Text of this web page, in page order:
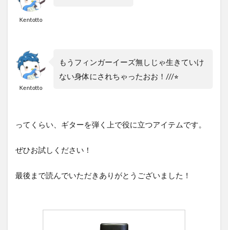
Kentotto
Kentotto
もうフィンガーイーズ無しじゃ生きていけ
ない身体にされちゃったおお！///⭐︎
ってくらい、ギターを弾く上で役に立つアイテムです。
ぜひお試しください！
最後まで読んでいただきありがとうございました！